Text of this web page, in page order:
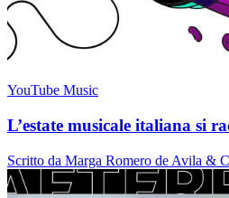
YouTube Music
L’estate musicale italiana si
Scritto da Marga Romero de Avila &